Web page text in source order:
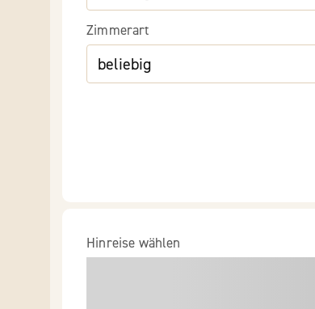
Zimmerart
Hinreise wählen